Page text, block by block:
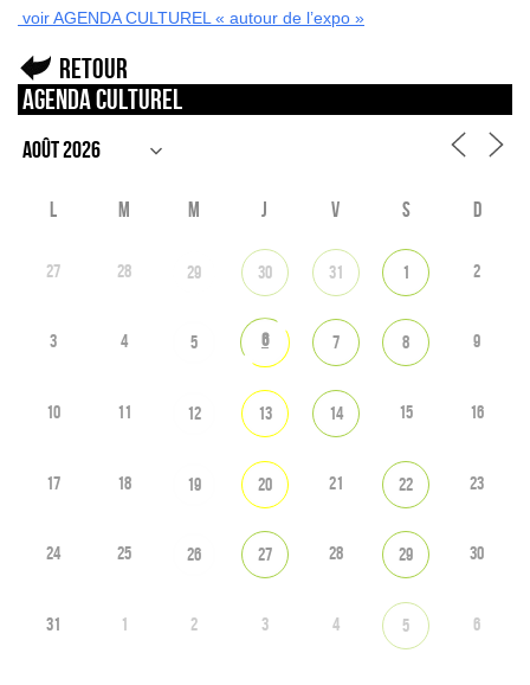
voir AGENDA CULTUREL « autour de l’expo »
Retour
Agenda culturel
L M M J V S D
27 28 29 30 31 1 2
3 4 5 6 7 8 9
10 11 12 13 14 15 16
17 18 19 20 21 22 23
24 25 26 27 28 29 30
31 1 2 3 4 5 6